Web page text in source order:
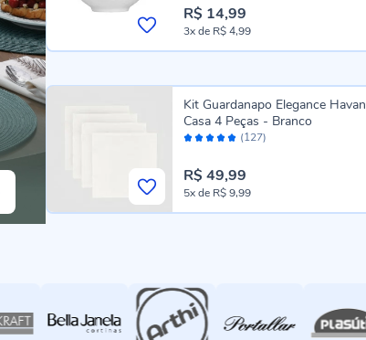
R$ 14,99
3xde R$ 4,99
Avaliação: (127)
Kit Guardanapo Elegance Havan
Casa 4 Peças - Branco
R$ 49,99
5xde R$ 9,99